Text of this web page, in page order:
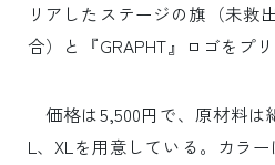
リアしたステージの旗（未救
合）と『GRAPHT』ロゴをプ
価格は5,500円で、原材料は
L、XLを用意している。カラ